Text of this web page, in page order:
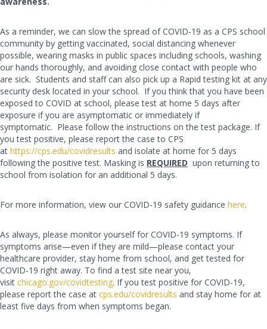
As a reminder, we can slow the spread of COVID-19 as a CPS school
community by getting vaccinated, social distancing whenever
possible, wearing masks in public spaces including schools, washing
our hands thoroughly, and avoiding close contact with people who
are sick. Students and staff can also pick up a Rapid testing kit at any
security desk located in your school. If you think that you have been
exposed to COVID at school, please test at home 5 days after
exposure if you are asymptomatic or immediately if
symptomatic. Please follow the instructions on the test package. If
you test positive, please report the case to CPS
at https://cps.edu/covidresults and isolate at home for 5 days
following the positive test. Masking is REQUIRED upon returning to
school from isolation for an additional 5 days.
For more information, view our COVID-19 safety guidance here.
As always, please monitor yourself for COVID-19 symptoms. If
symptoms arise—even if they are mild—please contact your
healthcare provider, stay home from school, and get tested for
COVID-19 right away. To find a test site near you,
visit chicago.gov/covidtesting. If you test positive for COVID-19,
please report the case at cps.edu/covidresults and stay home for at
least five days from when symptoms began.